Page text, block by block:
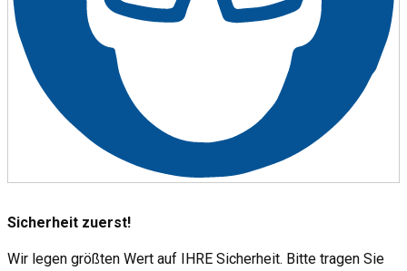
Sicherheit zuerst!
Wir legen größten Wert auf IHRE Sicherheit. Bitte tragen Sie